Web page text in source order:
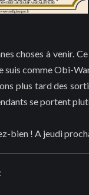
choses à venir.
suis comme Obi-
plus tard des
se portent
bien ! A jeudi